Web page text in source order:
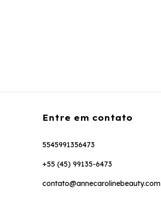
Entre em contato
5545991356473
+55 (45) 99135-6473
contato@annecarolinebeauty.com